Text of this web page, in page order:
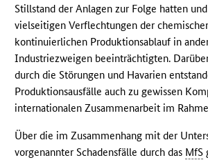
Stillstand der Anlagen zur Folge hatten
vielseitigen Verflechtungen der
kontinuierlichen Produktionsablauf in
Industriezweigen beeinträchtigten.
durch die Störungen und Havarien
Produktionsausfälle auch zu gewissen
internationalen Zusammenarbeit im
Über die im Zusammenhang mit der
vorgenannter Schadensfälle durch das MfS